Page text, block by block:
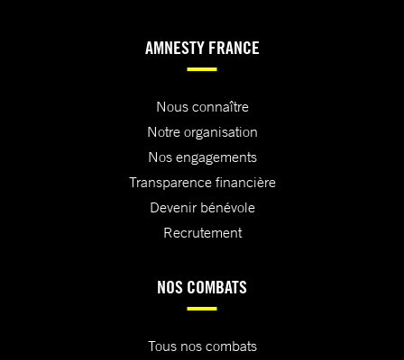
AMNESTY FRANCE
Nous connaître
Notre organisation
Nos engagements
Transparence financière
Devenir bénévole
Recrutement
NOS COMBATS
Tous nos combats